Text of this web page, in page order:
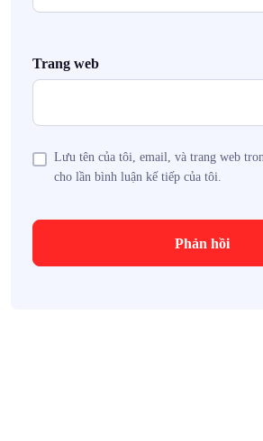
Trang web
Lưu tên của tôi, email, và trang web
cho lần bình luận kế tiếp của tôi.